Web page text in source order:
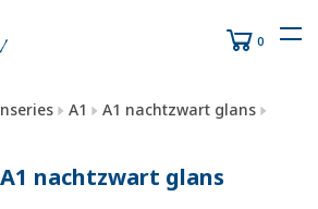
0
A1
A1 nachtzwart glans
nachtzwart glans